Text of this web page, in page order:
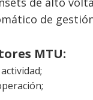
de
MTU: